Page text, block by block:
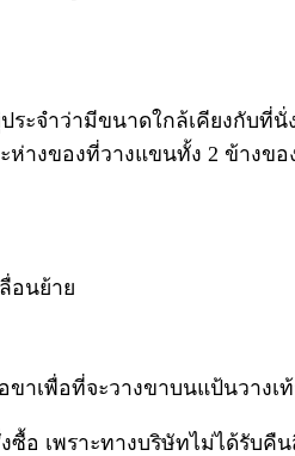
ะจำว่ามีขนาดใกล้เคียงกับที่นั่
างของที่วางแขนทั้ง 2 ข้างข
อนย้าย
าเพื่อที่จะวางขาบนแป้นวางเ
อ เพราะทางบริษัทไม่ได้รั